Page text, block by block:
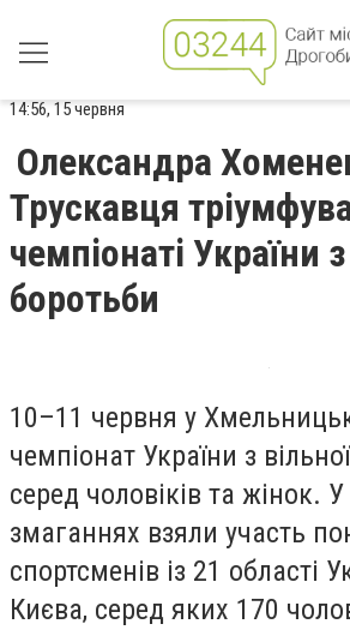
14:56, 15 червня
Олександра
Трускавця
чемпіонаті України
боротьби
10–11 червня у
чемпіонат України з
серед чоловіків та жінок.
змаганнях взяли участь
спортсменів із 21 області
Києва, серед яких 170